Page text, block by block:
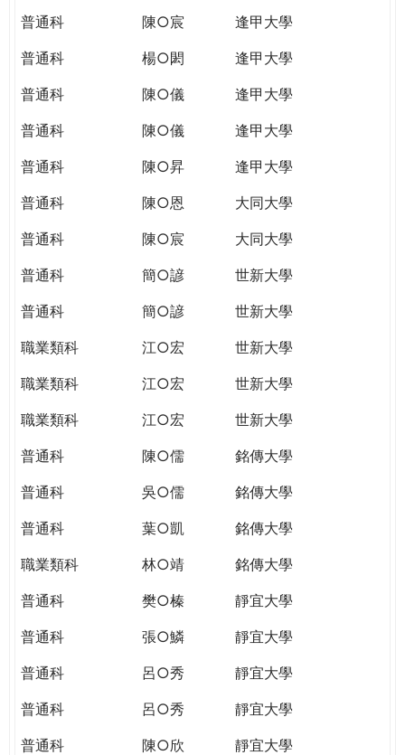
普通科 陳○宸
逢甲大學
普通科
楊○閎
逢甲大學
普通科
陳○儀
逢甲大學
普通科
陳○儀
逢甲大學
普通科
陳○昇
逢甲大學
普通科
陳○恩
大同大學
普通科
陳○宸
大同大學
普通科
簡○諺
世新大學
普通科
簡○諺
世新大學
職業類科
江○宏
世新大學
職業類科
江○宏
世新大學
職業類科
江○宏
世新大學
普通科
陳○儒
銘傳大學
普通科
吳○儒
銘傳大學
普通科
葉○凱
銘傳大學
職業類科
林○靖
銘傳大學
普通科
樊○榛
靜宜大學
普通科
張○鱗
靜宜大學
普通科
呂○秀
靜宜大學
普通科
呂○秀
靜宜大學
普通科
陳○欣
靜宜大學